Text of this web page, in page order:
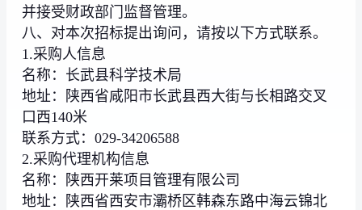
并接受财政部门监督管理。
八、对本次招标提出询问，请按以下方式联系。
1.采购人信息
名称：长武县科学技术局
地址：陕西省咸阳市长武县西大街与长相路交叉
口西140米
联系方式：029-34206588
2.采购代理机构信息
名称：陕西开莱项目管理有限公司
地址：陕西省西安市灞桥区韩森东路中海云锦北